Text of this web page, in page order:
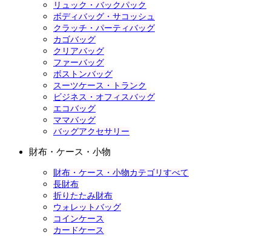
リュック・バックパック
ボディバッグ・サコッシュ
クラッチ・パーティバッグ
カゴバッグ
クリアバッグ
ファーバッグ
ボストンバッグ
スーツケース・トランク
ビジネス・オフィスバッグ
エコバッグ
ママバッグ
バッグアクセサリー
財布・ケース・小物
財布・ケース・小物カテゴリすべて
長財布
折りたたみ財布
ウォレットバッグ
コインケース
カードケース